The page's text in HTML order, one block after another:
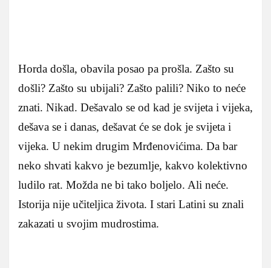
Horda došla, obavila posao pa prošla. Zašto su
došli? Zašto su ubijali? Zašto palili? Niko to neće
znati. Nikad. Dešavalo se od kad je svijeta i vijeka,
dešava se i danas, dešavat će se dok je svijeta i
vijeka. U nekim drugim Mrđenovićima. Da bar
neko shvati kakvo je bezumlje, kakvo kolektivno
ludilo rat. Možda ne bi tako boljelo. Ali neće.
Istorija nije učiteljica života. I stari Latini su znali
zakazati u svojim mudrostima.